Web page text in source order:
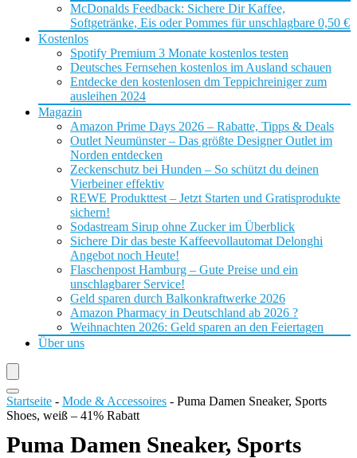
McDonalds Feedback: Sichere Dir Kaffee,
Softgetränke, Eis oder Pommes für unschlagbare 0,50 €
Kostenlos
Spotify Premium 3 Monate kostenlos testen
Deutsches Fernsehen kostenlos im Ausland schauen
Entdecke den kostenlosen dm Teppichreiniger zum
ausleihen 2024
Magazin
Amazon Prime Days 2026 – Rabatte, Tipps & Deals
Outlet Neumünster – Das größte Designer Outlet im
Norden entdecken
Zeckenschutz bei Hunden – So schützt du deinen
Vierbeiner effektiv
REWE Produkttest – Jetzt Starten und Gratisprodukte
sichern!
Sodastream Sirup ohne Zucker im Überblick
Sichere Dir das beste Kaffeevollautomat Delonghi
Angebot noch Heute!
Flaschenpost Hamburg – Gute Preise und ein
unschlagbarer Service!
Geld sparen durch Balkonkraftwerke 2026
Amazon Pharmacy in Deutschland ab 2026 ?
Weihnachten 2026: Geld sparen an den Feiertagen
Über uns
Startseite - Mode & Accessoires - Puma Damen Sneaker, Sports
Shoes, weiß – 41% Rabatt
Puma Damen Sneaker, Sports